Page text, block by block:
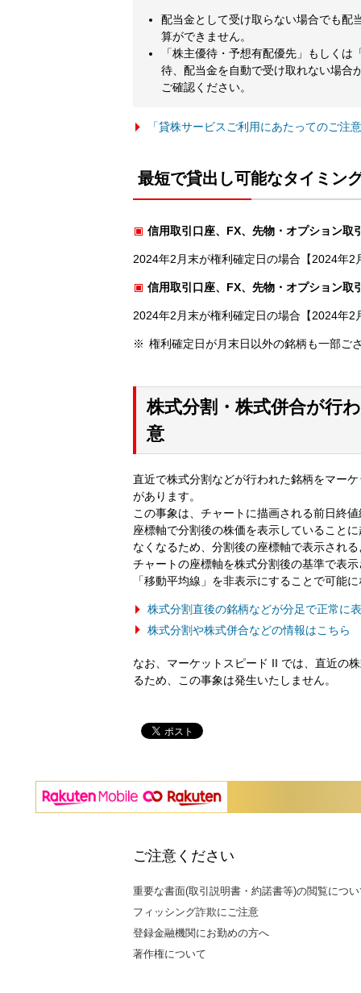
配当金として受け取らない場合でも配
算ができません。
「株主優待・予想有配優先」もしく
待、配当金を自動で受け取れない場合
ご確認ください。
「貸株サービスご利用にあたってのご注
最短で貸出し可能なタイミン
信用取引口座、FX、先物・オプション取
2024年2月末が権利確定日の場合【2024年2
信用取引口座、FX、先物・オプション取
2024年2月末が権利確定日の場合【2024年2
権利確定日が月末日以外の銘柄も一部ご
株式分割・株式併合が行
意
直近で株式分割などが行われた銘柄をマー
があります。
この事象は、チャートに描画される前日終
座標軸で分割後の株価を表示していること
なくなるため、分割後の座標軸で表示され
チャートの座標軸を株式分割後の基準で表
「移動平均線」を非表示にすることで可能
株式分割直後の銘柄などが分足で正常に
株式分割や株式併合などの情報はこちら
なお、マーケットスピード II では、直近の
るため、この事象は発生いたしません。
ご注意ください
重要な書面(取引説明書・約諾書等)の閲覧につ
フィッシング詐欺にご注意
登録金融機関にお勤めの方へ
著作権について